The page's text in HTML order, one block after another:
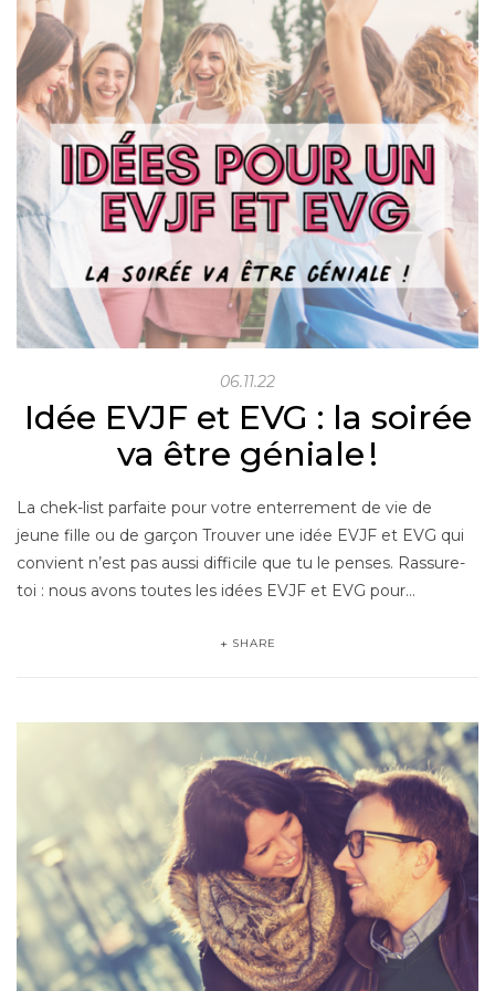
06.11.22
Idée EVJF et EVG : la soirée
va être géniale !
La chek-list parfaite pour votre enterrement de vie de
jeune fille ou de garçon Trouver une idée EVJF et EVG qui
convient n’est pas aussi difficile que tu le penses. Rassure-
toi : nous avons toutes les idées EVJF et EVG pour…
SHARE